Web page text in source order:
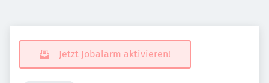
Jetzt Jobalarm aktivieren!